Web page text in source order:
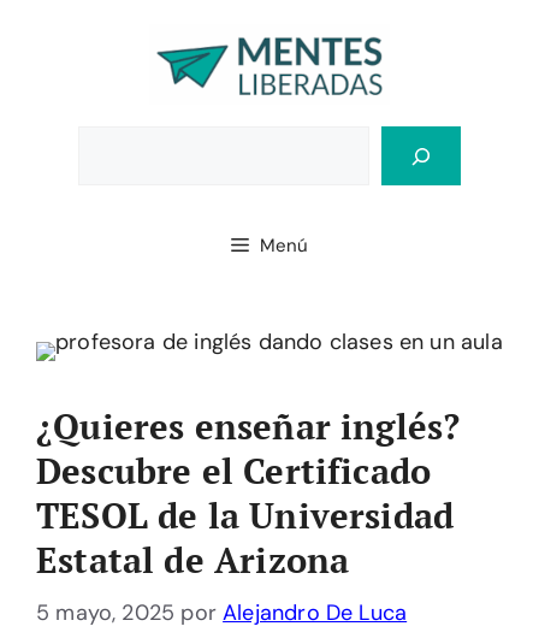
Menú
¿Quieres enseñar inglés?
Descubre el Certificado
TESOL de la Universidad
Estatal de Arizona
5 mayo, 2025 porAlejandro De Luca